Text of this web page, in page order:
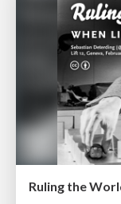
Ruling the